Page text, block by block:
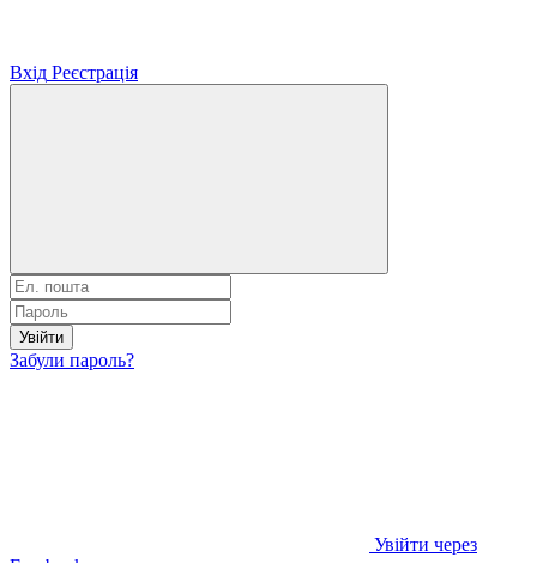
Вхід Реєстрація
Увійти
Забули пароль?
Увійти через